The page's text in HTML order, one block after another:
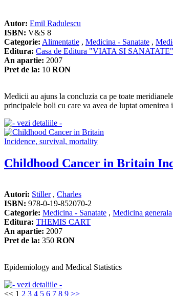
Autor: Emil Radulescu
ISBN: V&S 8
Categorie: Alimentatie , Medicina - Sanatate ,
Editura: Casa de Editura "VIATA SI SANATATE"
An apartie: 2007
Pret de la: 10 RON
Medicii au ajuns la concluzia ca pe toate
principalele boli cu care va avea de luptat
Childhood Cancer in Britain
Autori: Stiller, Charles
ISBN: 978-0-19-852070-2
Categorie: Medicina - Sanatate , Medicina generala
Editura: THEMIS CART
An apartie: 2007
Pret de la: 350 RON
Epidemiology and Medical Statistics
<< 1 2 3 4 5 6 7 8 9 >>